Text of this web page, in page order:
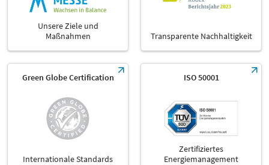
Unsere Ziele und
Maßnahmen
Transparente Nachhaltigkeit
Green Globe Certification
Internationale Standards
ISO 50001
Zertifiziertes
Energiemanagement